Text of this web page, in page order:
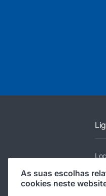
As suas escolhas
cookies neste